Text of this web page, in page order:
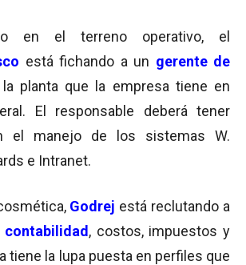
en el terreno operativo, el
está fichando a un gerente de
la planta que la empresa tiene en
El responsable deberá tener
el manejo de los sistemas W.
e Intranet.
Godrej está reclutando a
, costos, impuestos y
tiene la lupa puesta en perfiles que